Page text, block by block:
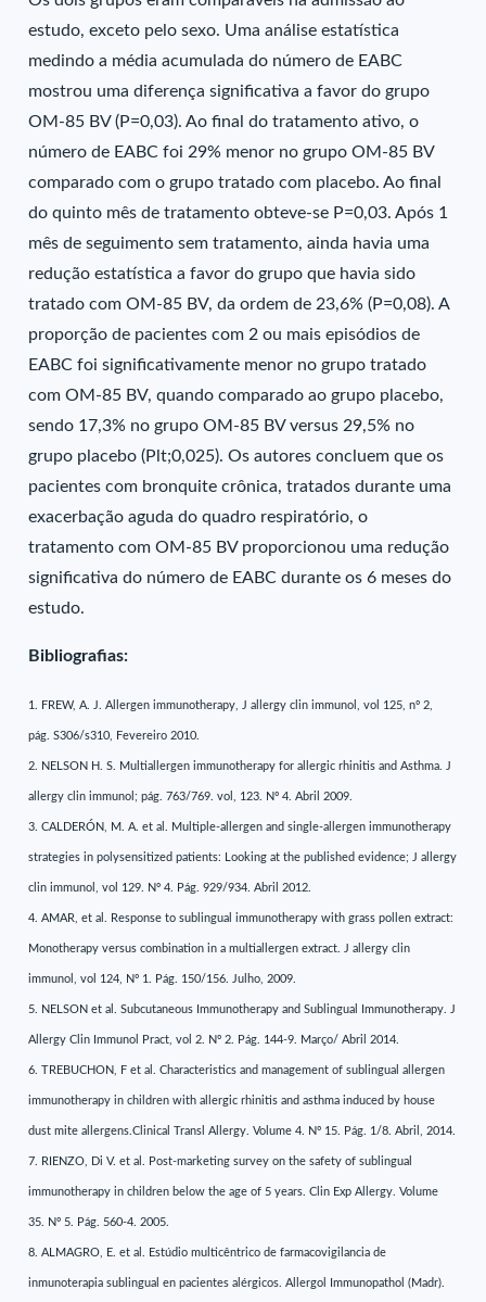
estudo, exceto pelo sexo. Uma análise estatística
medindo a média acumulada do número de EABC
mostrou uma diferença significativa a favor do grupo
OM-85 BV (P=0,03). Ao final do tratamento ativo, o
número de EABC foi 29% menor no grupo OM-85 BV
comparado com o grupo tratado com placebo. Ao final
do quinto mês de tratamento obteve-se P=0,03. Após 1
mês de seguimento sem tratamento, ainda havia uma
redução estatística a favor do grupo que havia sido
tratado com OM-85 BV, da ordem de 23,6% (P=0,08). A
proporção de pacientes com 2 ou mais episódios de
EABC foi significativamente menor no grupo tratado
com OM-85 BV, quando comparado ao grupo placebo,
sendo 17,3% no grupo OM-85 BV versus 29,5% no
grupo placebo (Plt;0,025). Os autores concluem que os
pacientes com bronquite crônica, tratados durante uma
exacerbação aguda do quadro respiratório, o
tratamento com OM-85 BV proporcionou uma redução
significativa do número de EABC durante os 6 meses do
estudo.
Bibliografias:
1. FREW, A. J. Allergen immunotherapy, J allergy clin immunol, vol 125, nº 2,
pág. S306/s310, Fevereiro 2010.
2. NELSON H. S. Multiallergen immunotherapy for allergic rhinitis and Asthma. J
allergy clin immunol; pág. 763/769. vol, 123. Nº 4. Abril 2009.
3. CALDERÓN, M. A. et al. Multiple-allergen and single-allergen immunotherapy
strategies in polysensitized patients: Looking at the published evidence; J allergy
clin immunol, vol 129. Nº 4. Pág. 929/934. Abril 2012.
4. AMAR, et al. Response to sublingual immunotherapy with grass pollen extract:
Monotherapy versus combination in a multiallergen extract. J allergy clin
immunol, vol 124, Nº 1. Pág. 150/156. Julho, 2009.
5. NELSON et al. Subcutaneous Immunotherapy and Sublingual Immunotherapy. J
Allergy Clin Immunol Pract, vol 2. Nº 2. Pág. 144-9. Março/ Abril 2014.
6. TREBUCHON, F et al. Characteristics and management of sublingual allergen
immunotherapy in children with allergic rhinitis and asthma induced by house
dust mite allergens.Clinical Transl Allergy. Volume 4. Nº 15. Pág. 1/8. Abril, 2014.
7. RIENZO, Di V. et al. Post-marketing survey on the safety of sublingual
immunotherapy in children below the age of 5 years. Clin Exp Allergy. Volume
35. Nº 5. Pág. 560-4. 2005.
8. ALMAGRO, E. et al. Estúdio multicêntrico de farmacovigilancia de
inmunoterapia sublingual en pacientes alérgicos. Allergol Immunopathol (Madr).